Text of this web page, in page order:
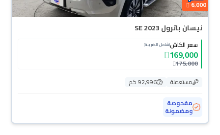
6,000
نيسان باترول SE 2023
سعر الكاش(شامل الضريبة)
169,000
175,000
مستعملة
92,996 كم
مفحوصة
ومضمونة